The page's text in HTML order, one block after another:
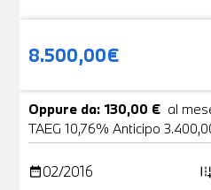
8.500,00€
Oppure da: 130,00 € al
TAEG 10,76% Anticipo
date_range02/2016 add_road